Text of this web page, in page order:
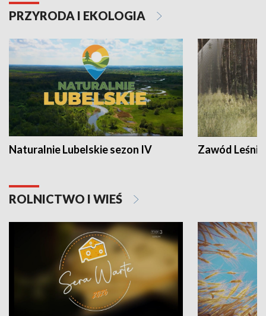
PRZYRODA I EKOLOGIA
Naturalnie Lubelskie sezon IV Zawód Leśnik
ROLNICTWO I WIEŚ